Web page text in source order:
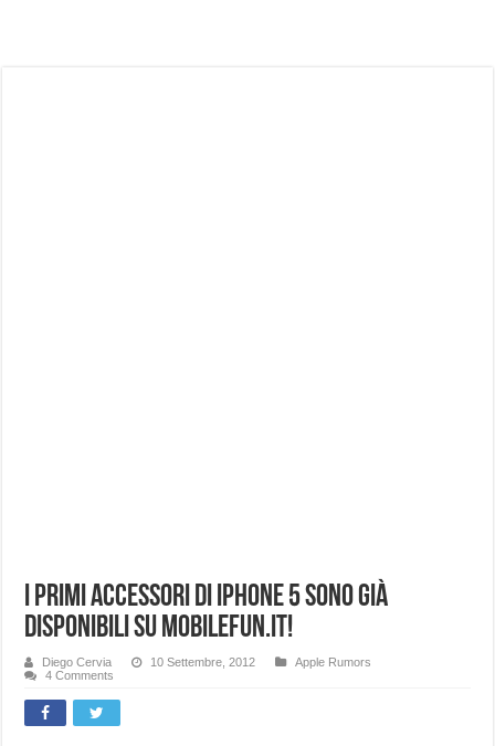
I primi accessori di iPhone 5 sono già
disponibili su mobilefun.it!
Diego Cervia 10 Settembre, 2012
Apple Rumors
4 Comments